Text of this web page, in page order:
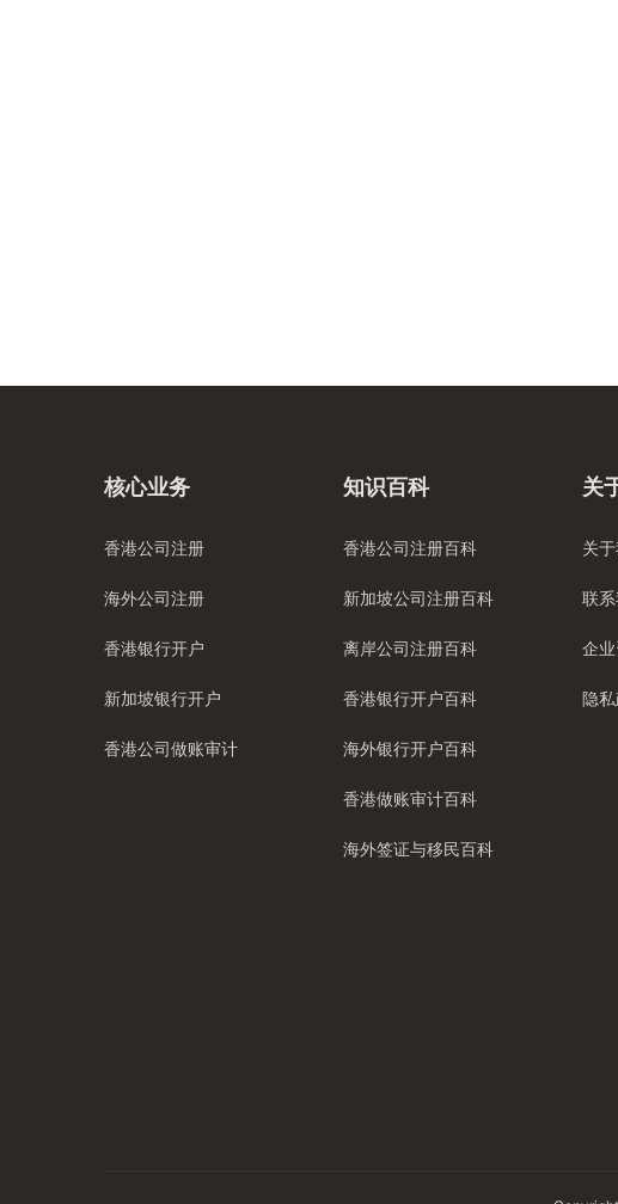
核心业务
香港公司注册
海外公司注册
香港银行开户
新加坡银行开户
香港公司做账审计
知识百科
香港公司注册百科
新加坡公司注册百科
离岸公司注册百科
香港银行开户百科
海外银行开户百科
香港做账审计百科
海外签证与移民百科
关
关
联
企
隐